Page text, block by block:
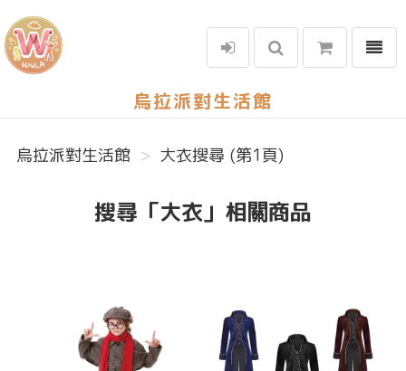
烏拉派對生活館
選單
烏拉派對生活館 大衣搜尋 (第1頁)
搜尋「大衣」相關商品